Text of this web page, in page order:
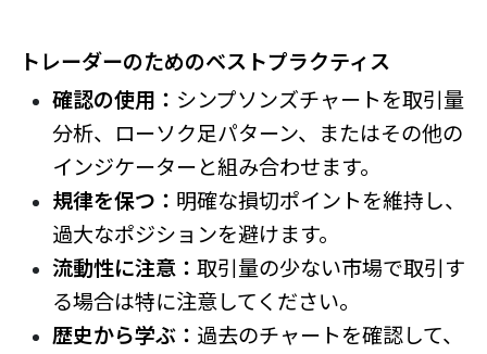
トレーダーのためのベストプラクティス
確認の使用： シンプソンズチャートを取引量
分析、ローソク足パターン、またはその他の
インジケーターと組み合わせます。
規律を保つ： 明確な損切ポイントを維持し、
過大なポジションを避けます。
流動性に注意： 取引量の少ない市場で取引す
る場合は特に注意してください。
歴史から学ぶ： 過去のチャートを確認して、